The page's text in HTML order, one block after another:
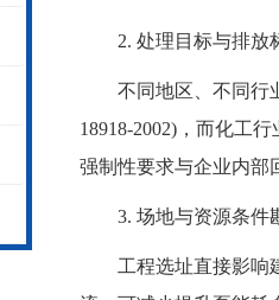
2. 处理目标与排放
不同地区、不同行业
18918-2002)，而化工
强制性要求与企业内部
3. 场地与资源条件
工程选址直接影响建